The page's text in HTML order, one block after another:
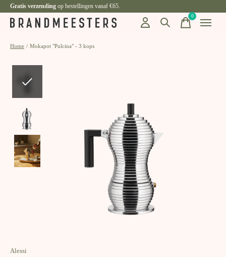
Gratis verzending op bestellingen vanaf €65.
0items
Home / Mokapot "Pulcina" - 3 kops
Alessi